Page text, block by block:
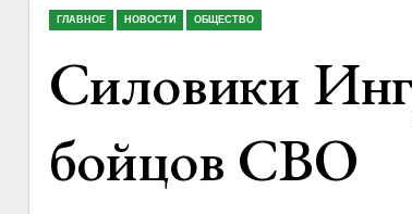
ГЛАВНОЕ НОВОСТИ ОБЩЕСТВО
Силовики
бойцов СВО